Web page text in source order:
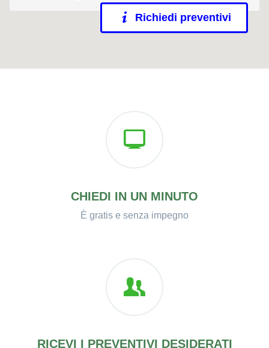
Richiedi preventivi
CHIEDI IN UN MINUTO
È gratis e senza impegno
RICEVI I PREVENTIVI DESIDERATI